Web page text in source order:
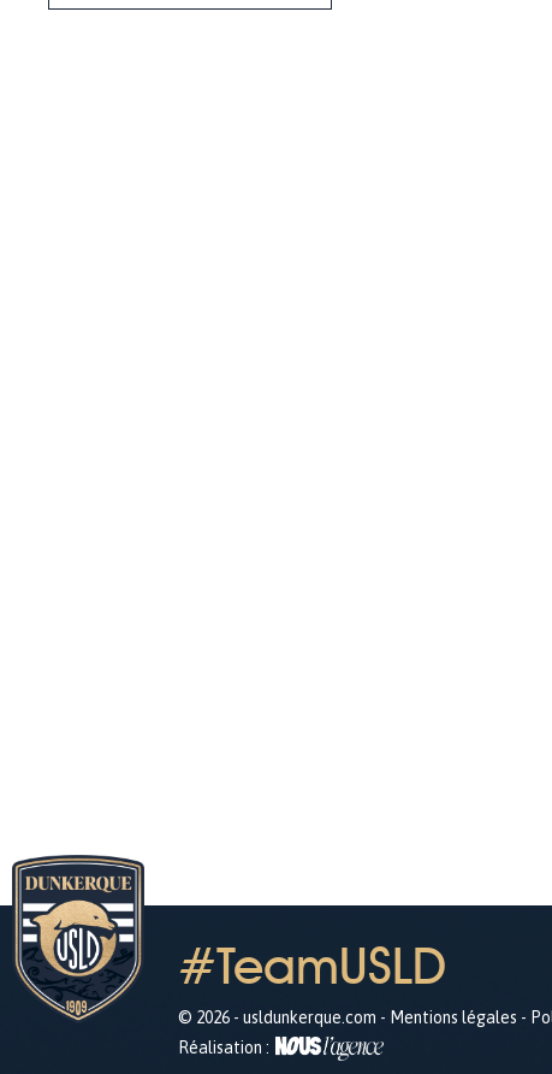
#TeamUSLD
© 2026 - usldunkerque.com - Mentions légales -
Réalisation :